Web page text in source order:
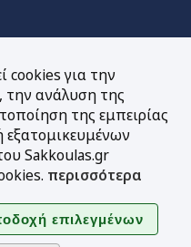
cookies για την
ανάλυση της
της εμπειρίας
Sakkoulas.gr
περισσότερα